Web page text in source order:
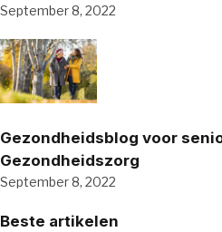
September 8, 2022
Gezondheidsblog voor
Gezondheidszorg
September 8, 2022
Beste artikelen